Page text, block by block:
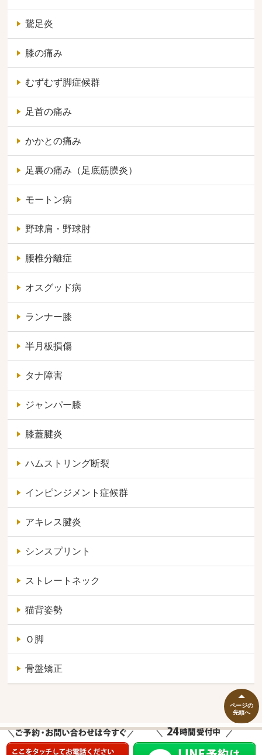
鵞足炎
膝の痛み
むずむず脚症候群
足首の痛み
かかとの痛み
足裏の痛み（足底筋膜炎）
モートン病
野球肩・野球肘
腰椎分離症
オスグッド病
ランナー膝
半月板損傷
タナ障害
ジャンパー膝
膝蓋腱炎
ハムストリング断裂
インピンジメント症候群
アキレス腱炎
シンスプリント
ストレートネック
猫背姿勢
Ｏ脚
骨盤矯正
ページの
先頭へ